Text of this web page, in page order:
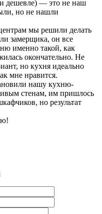
дешевле) — это не наш
но не нашли
мы решили делать
замерщика, он все
именно такой, как
окончательно. Не
но кухня идеально
мне нравится.
нашу кухню-
стенам, им пришлось
но результат